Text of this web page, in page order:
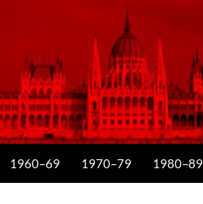
1960–69 1970–79 1980–89